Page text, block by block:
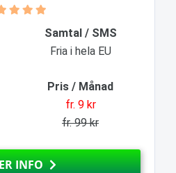
Samtal / SMS
Fria i hela EU
Pris / Månad
fr. 9 kr
fr. 99 kr
INFO